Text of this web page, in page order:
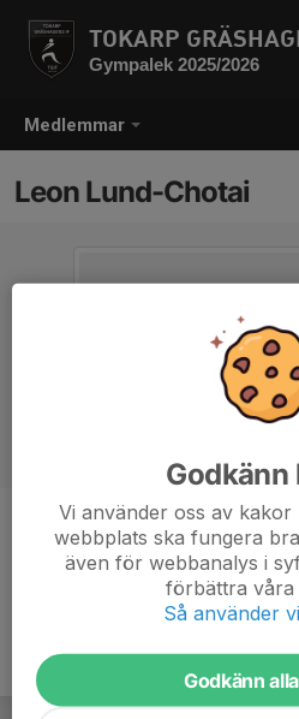
Medlemmar
TOKARP
Gympalek 2025/2026
Leon Lund-Chotai
Ålder 5 år
Godkänn
Vi använder oss av
webbplats ska fungera
även för webbanalys i
förbättra våra
Så använder
Godkänn